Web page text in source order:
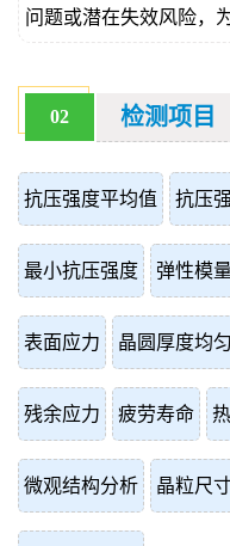
问题或潜在失效风险，
02 检测项目
抗压强度平均值 抗压
最小抗压强度 弹性模
表面应力 晶圆厚度均
残余应力 疲劳寿命
微观结构分析 晶粒尺
询